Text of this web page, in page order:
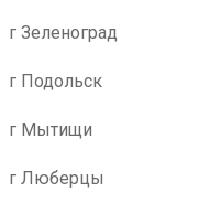
г Зеленоград
г Подольск
г Мытищи
г Люберцы